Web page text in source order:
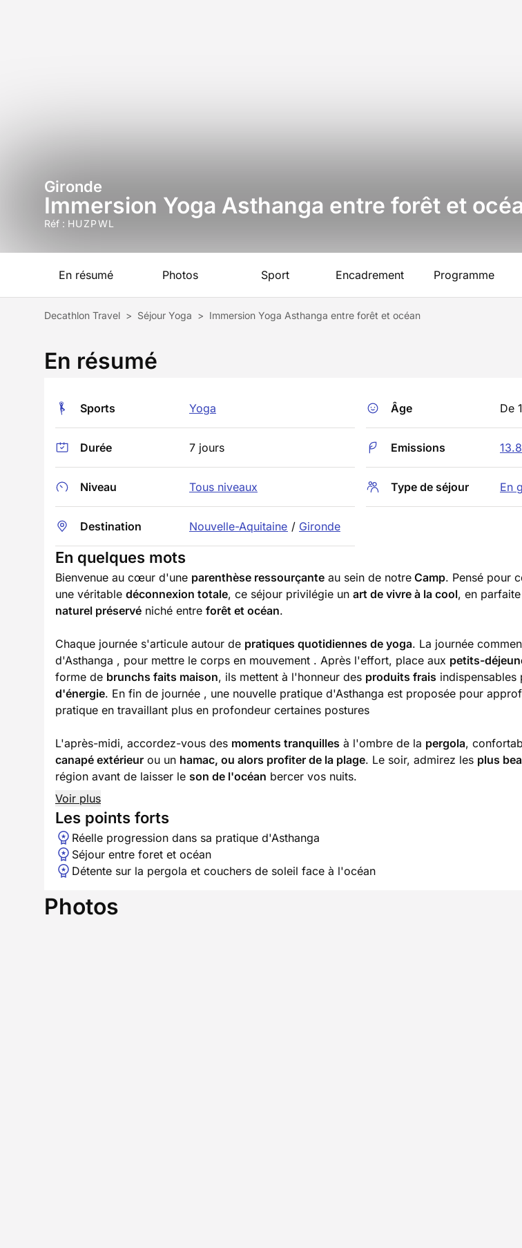
Gironde
Immersion Yoga Asthanga entre forêt et
Réf : HUZPWL
En résumé Photos Sport Encadrement Programme
Decathlon Travel > Séjour Yoga > Immersion Yoga Asthanga entre forêt et océan
En résumé
Sports Yoga
Durée 7 jours
Niveau Tous niveaux
Destination Nouvelle-Aquitaine / Gironde
Âge De
Emissions
Type de séjour En
En quelques mots
Bienvenue au cœur d'une parenthèse ressourçante au sein de notre Camp. Pensé pour
une véritable déconnexion totale, ce séjour privilégie un art de vivre à la cool, en
naturel préservé niché entre forêt et océan.
Chaque journée s'articule autour de pratiques quotidiennes de yoga. La journée
d'Asthanga , pour mettre le corps en mouvement . Après l'effort, place aux petits-
forme de brunchs faits maison, ils mettent à l'honneur des produits frais indispensables
d'énergie. En fin de journée , une nouvelle pratique d'Asthanga est proposée pour
pratique en travaillant plus en profondeur certaines postures
L'après-midi, accordez-vous des moments tranquilles à l'ombre de la pergola,
canapé extérieur ou un hamac, ou alors profiter de la plage. Le soir, admirez les plus
région avant de laisser le son de l'océan bercer vos nuits.
Voir plus
Les points forts
Réelle progression dans sa pratique d'Asthanga
Séjour entre foret et océan
Détente sur la pergola et couchers de soleil face à l'océan
Photos